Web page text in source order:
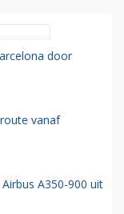
door
vanaf
A350-900 uit